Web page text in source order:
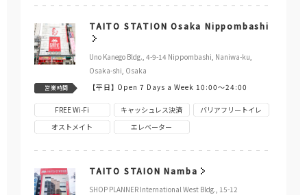
TAITO STATION Osaka Nippombashi
Uno Kanego Bldg., 4-9-14 Nippombashi, Naniwa-ku,
Osaka-shi, Osaka
営業時間 【平日】 Open 7 Days a Week 10:00～24:00
FREE Wi-Fi キャッシュレス決済
バリアフリートイレ
オストメイト
エレベーター
TAITO STAION Namba
SHOP PLANNER International West Bldg., 15-12